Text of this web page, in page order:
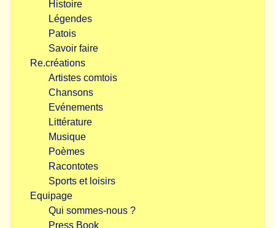
Histoire
Légendes
Patois
Savoir faire
Re.créations
Artistes comtois
Chansons
Evénements
Littérature
Musique
Poèmes
Racontotes
Sports et loisirs
Equipage
Qui sommes-nous ?
Press Book